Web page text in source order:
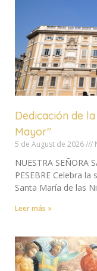
Dedicación de
Mayor"
5 de August de 2026
NUESTRA SEÑORA
PESEBRE Celebra
Santa María de las
Leer más »